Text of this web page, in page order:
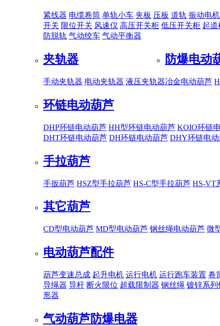
紧线器 电缆卷筒 单轨小车 夹板 压板 道轨 振动电机
开关 限位开关 风速仪 高压开关柜 低压开关柜 起道
防脱轨 气动绞车 气动平衡器
夹轨器
手动夹轨器 电动夹轨器 液压夹轨器
防爆电动
冶金电动葫芦
环链电动葫芦
DHP环链电动葫芦 HH型环链电动葫芦 KOIO环链
DHT环链电动葫芦 DH环链电动葫芦 DHY环链电
手拉葫芦
手扳葫芦 HSZ型手拉葫芦 HS-C型手拉葫芦 HS-VT
其它葫芦
CD型电动葫芦 MD型电动葫芦 钢丝绳电动葫芦 微
电动葫芦配件
葫芦变速总成 起升电机 运行电机 运行跑车装置 卷
导绳器 导杆 断火限位 超载限制器 钢丝绳 镀锌系列
形器
气动葫芦防爆电器